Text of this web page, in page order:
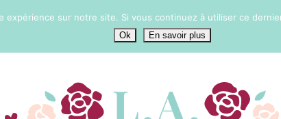
expérience sur notre site. Si vous continuez à utiliser ce
Ok En savoir plus